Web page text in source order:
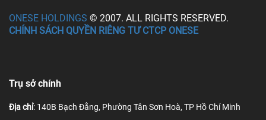
ONESE HOLDINGS © 2007. ALL RIGHTS RESERVED.
CHÍNH SÁCH QUYỀN RIÊNG TƯ CTCP ONESE
Trụ sở chính
Địa chỉ: 140B Bạch Đằng, Phường Tân Sơn Hoà, TP Hồ Chí Minh